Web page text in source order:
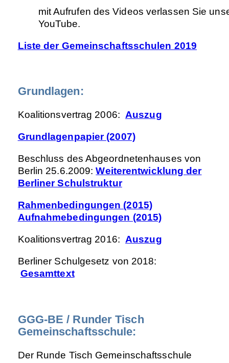
mit Aufrufen des Videos verlassen Sie
YouTube.
Liste der Gemeinschaftsschulen 2019
Grundlagen:
Koalitionsvertrag 2006:Auszug
Grundlagenpapier (2007)
Beschluss des Abgeordnetenhauses von
Berlin 25.6.2009:Weiterentwicklung der
Berliner Schulstruktur
Rahmenbedingungen (2015)
Aufnahmebedingungen (2015)
Koalitionsvertrag 2016:Auszug
Berliner Schulgesetz von 2018:
Gesamttext
GGG-BE / Runder Tisch
Gemeinschaftsschule:
Der Runde Tisch Gemeinschaftsschule